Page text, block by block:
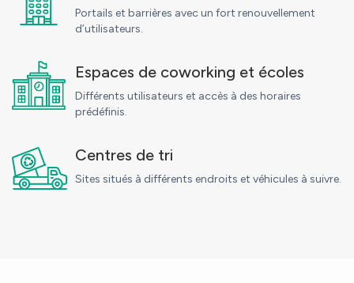
Portails et barrières avec un fort renouvellement
d’utilisateurs.
Espaces de coworking et écoles
Différents utilisateurs et accès à des horaires
prédéfinis.
Centres de tri
Sites situés à différents endroits et véhicules à suivre.